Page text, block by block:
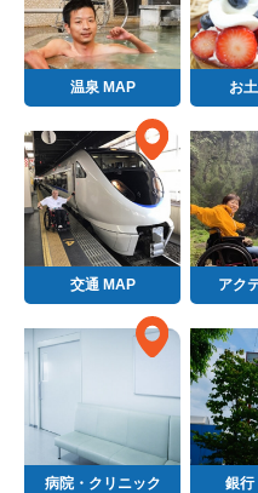
温泉 MAP お
交通 MAP アク
病院・クリニック 銀行